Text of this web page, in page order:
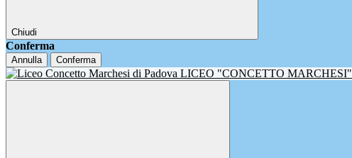
Chiudi
Conferma
Annulla Conferma
LICEO "CONCETTO MARCHESI"